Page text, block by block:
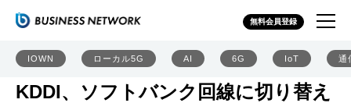
無料会員登録
IOWN ローカル5G AI 6G IoT 通
KDDI、ソフトバンク回線に切り替え